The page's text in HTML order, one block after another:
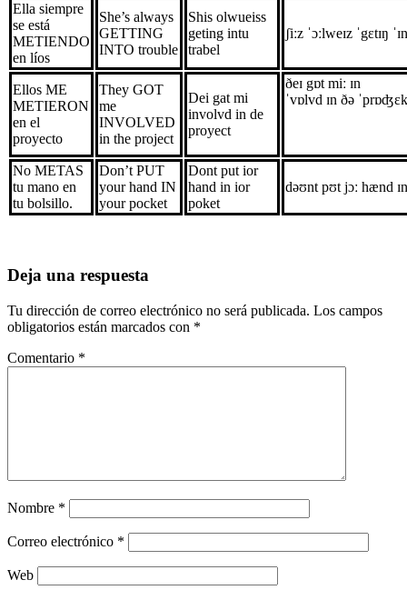
Ella siempre
se está
METIENDO
en líos
She’s always
GETTING
INTO trouble
Shis olwueiss
geting intu
trabel
ʃiːz ˈɔːlweɪz ˈgɛtɪŋ
Ellos ME
METIERON
en el
proyecto
They GOT
me
INVOLVED
in the project
Dei gat mi
involvd in de
proyect
ðeɪ gɒt miː ɪn
ˈvɒlvd ɪn ðə
No METAS
tu mano en
tu bolsillo.
Don’t PUT
your hand IN
your pocket
Dont put ior
hand in ior
poket
dəʊnt pʊt jɔː hænd ɪn
Deja una respuesta
Tu dirección de correo electrónico no será publicada. Los campos
obligatorios están marcados con *
Comentario *
Nombre *
Correo electrónico *
Web